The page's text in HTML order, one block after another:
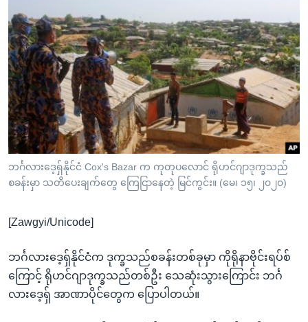
ကြည့်
ရန်
ပင်မ
အ
ညွန်း
စာမျက်နှာ
သို့
ကျော်
ကြည့်
ရန်
ရန်
သို့
ကျော်
ရန်
မကြေးမုံရဲ့ အင်္ဂလိပ်စာ
ရုပ်ရှင်ထဲက အင်္ဂလိပ်စာ
သုတပဒေသာ အင်္ဂလိပ်စာ
ရေဒီယို
တီဗွီ
ရေဒီယိုနှင့်ရုပ်သံ အချက်အလက်များ
ရေဒီယို/တီဗွီအစီအစဉ်
Learning English
ဗွီအိုအေ လူမှုကွန်ယက်များ
ဘင်္ဂလားဒေ့ရှ်နိုင်ငံ Cox's Bazar က ကုတုပလောင် ရိုဟင်ဂျာဒုက္ခသည်
စခန်းမှာ သတိပေးချက်တွေ ကြေငြာနေတဲ့ မြင်ကွင်း။ (မေ၊ ၁၅၊ ၂၀၂၀)
[Zawgyi/Unicode]
ဘင်္ဂလားဒေ့ရှ်နိုင်ငံက ဒုက္ခသည်စခန်းတစ်ခုမှာ ကိုရိုနာဗိုင်းရပ်စ်
ကြောင့် ရိုဟင်ဂျာဒုက္ခသည်တစ်ဦး သေဆုံးသွားကြောင်း ဘင်္ဂ
လားဒေ့ရှ် အာဏာပိုင်တွေက ပြောပါတယ်။